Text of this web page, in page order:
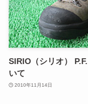
SIRIO（シリオ）
いて
2010年11月14日